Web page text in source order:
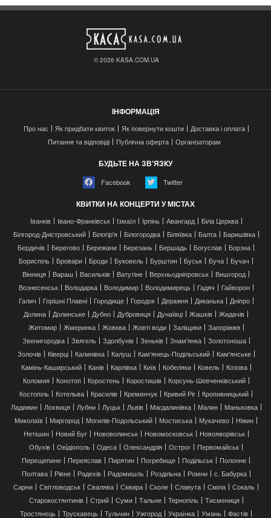
© 2026 KASA.COM.UA
ІНФОРМАЦІЯ
Про нас Як придбати квиток Як повернути кошти
Доставка і оплата
Питання та відповіді
Публічна оферта Організаторам
БУДЬТЕ НА ЗВ'ЯЗКУ
Facebook Twitter
КВИТКИ НА КОНЦЕРТИ У МІСТАХ
Іванків Івано-Франківськ Ізмаїл Ірпінь Авангард
Біла Церква
Білгород-Дністровський
Білогір'я Білогородка Біляївка Балта
Баришівка
Бердичів
Берегово Бережани Березань Бершадь Богуслав
Борзна
Бориспіль
Бровари Броди Буковель Бурштин Буськ Буча
Бучач
Вінниця
Вараш Васильків Ватутіне Верхньодніпровськ
Вишгород
Вознесенськ
Володарка Володимир Володимирець Гадяч
Гайворон
Галич
Горішні Плавні Городище Городок Деражня Диканька
Дніпро
Долина
Долинське Дубно Дубровиця Дунаївці Жашків
Жидачів
Житомир
Жмеринка Жовква Жовті води Заліщики
Запоріжжя
Звенигородка
Звягель Здолбунів Зеньків Знам'янка
Золотоноша
Золочів
Ківерці Калинівка Калуш Кам'янець-Подільський
Кам'янське
Камінь-Каширський
Канів Карлівка Київ Кобеляки Ковель
Козова
Коломия
Конотоп Коростень Коростишів
Корсунь-Шевченківський
Костопіль
Котельва Красилів Кременчук Кривий Ріг
Кропивницький
Ладижин
Лохвиця Лубни Луцьк Львів Магдалинівка Малин
Маньковка
Миколаїв
Миргород Могилів-Подольський Мостиська Мукачево
Ніжин
Нетішин
Новий Буг Нововолинськ Новомосковськ
Новояворівськ
Обухів
Ові́діополь Одеса Олександрія Острог
Первомайськ
Перещепине
Переяслав Пирятин Погребище Подільськ
Полонне
Полтава
Рівне Радехів Радомишль Роздільна Ромни
с. Бабурка
Сарни
Світловодськ Свалява Сквира Сколе Славута Сміла
Сокаль
Старокостянтинів
Стрий Суми Тальне Тернопіль
Тисмениця
Тростянець
Трускавець Тульчин Ужгород Українка Умань Фастів